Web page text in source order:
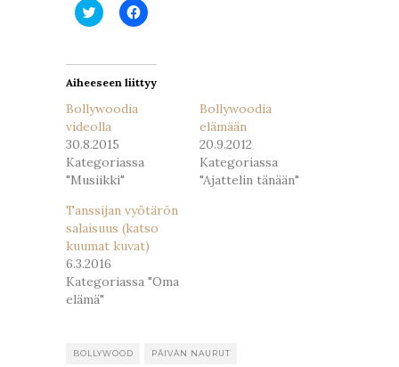
Jaa
Twitterissä(Avautuu
Jaa
Facebookissa(Avautuu
Aiheeseen liittyy
Bollywoodia
videolla
30.8.2015
Kategoriassa
"Musiikki"
Bollywoodia
elämään
20.9.2012
Kategoriassa
"Ajattelin tänään"
Tanssijan vyötärön
salaisuus (katso
kuumat kuvat)
6.3.2016
Kategoriassa "Oma
elämä"
BOLLYWOOD PÄIVÄN NAURUT